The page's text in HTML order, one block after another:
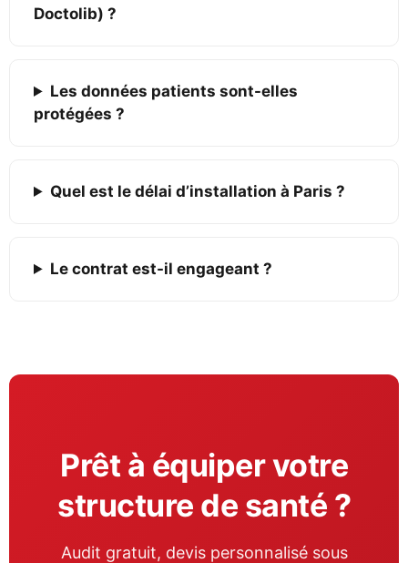
Doctolib) ?
Les données patients sont-elles
protégées ?
Quel est le délai d’installation à Paris ?
Le contrat est-il engageant ?
Prêt à équiper votre
structure de santé ?
Audit gratuit, devis personnalisé sous